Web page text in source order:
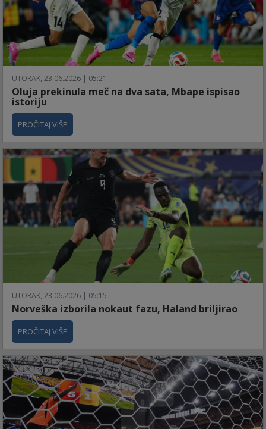
UTORAK, 23.06.2026 | 05:21
Oluja prekinula meč na dva sata, Mbape ispisao
istoriju
PROČITAJ VIŠE
UTORAK, 23.06.2026 | 05:15
Norveška izborila nokaut fazu, Haland briljirao
PROČITAJ VIŠE